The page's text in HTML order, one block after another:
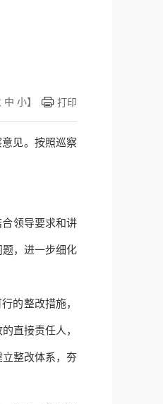
中 小】 打印
见。按照巡察
领导要求和讲
，进一步细化
的整改措施，
直接责任人，
整改体系，夯